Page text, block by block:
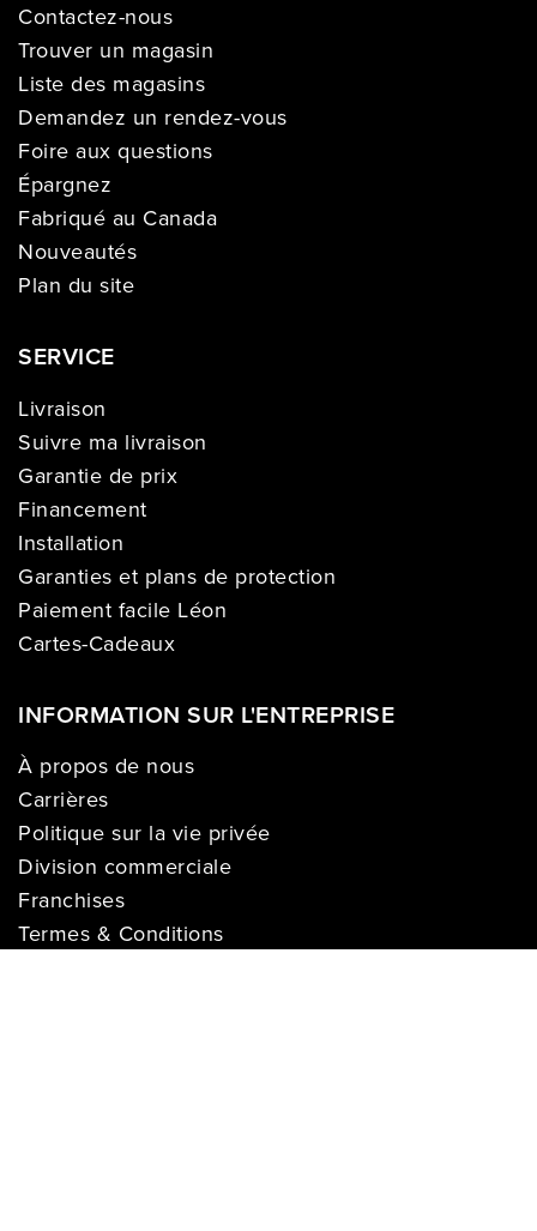
Contactez-nous
Trouver un magasin
Liste des magasins
Demandez un rendez-vous
Foire aux questions
Épargnez
Fabriqué au Canada
Nouveautés
Plan du site
SERVICE
Livraison
Suivre ma livraison
Garantie de prix
Financement
Installation
Garanties et plans de protection
Paiement facile Léon
Cartes-Cadeaux
INFORMATION SUR L'ENTREPRISE
À propos de nous
Carrières
Politique sur la vie privée
Division commerciale
Franchises
Termes & Conditions